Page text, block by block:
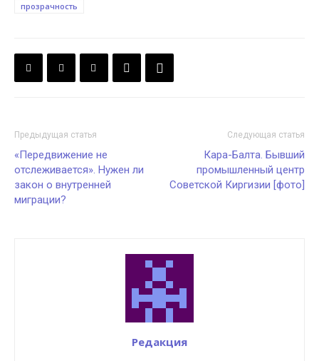
прозрачность
Предыдущая статья
«Передвижение не
отслеживается». Нужен ли
закон о внутренней
миграции?
Следующая статья
Кара-Балта. Бывший
промышленный центр
Советской Киргизии [фото]
Редакция